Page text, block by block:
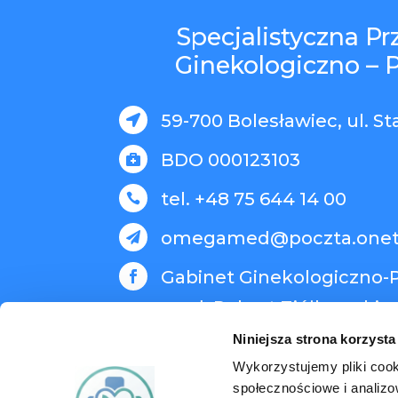
Niniejsza strona
Wykorzystujemy pliki
społecznościowe i
Specjalistyczna
Ginekologiczno –
 59-700 Bolesławiec, ul.
 BDO 000123103
 tel. +48 75 644 14 00


Gabinet Ginekologiczno-
med. Robert Ziółkowski